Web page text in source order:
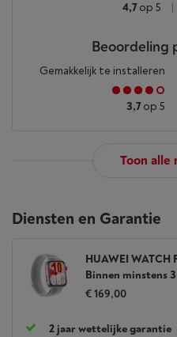
4,7op 5
Beoordeling
Gemakkelijk te installeren
3,7op 5
Toon alle
Diensten en Garantie
HUAWEI WATCH
Binnen minstens
€ 169,00
2 jaar wettelijke garantie